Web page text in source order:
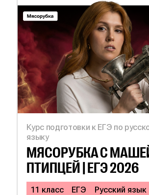
Курс подготовки к ЕГЭ по
языку
МЯСОРУБКА С
ПТИПЦЕЙ | ЕГЭ 2026
11 класс ЕГЭ
Русский язык